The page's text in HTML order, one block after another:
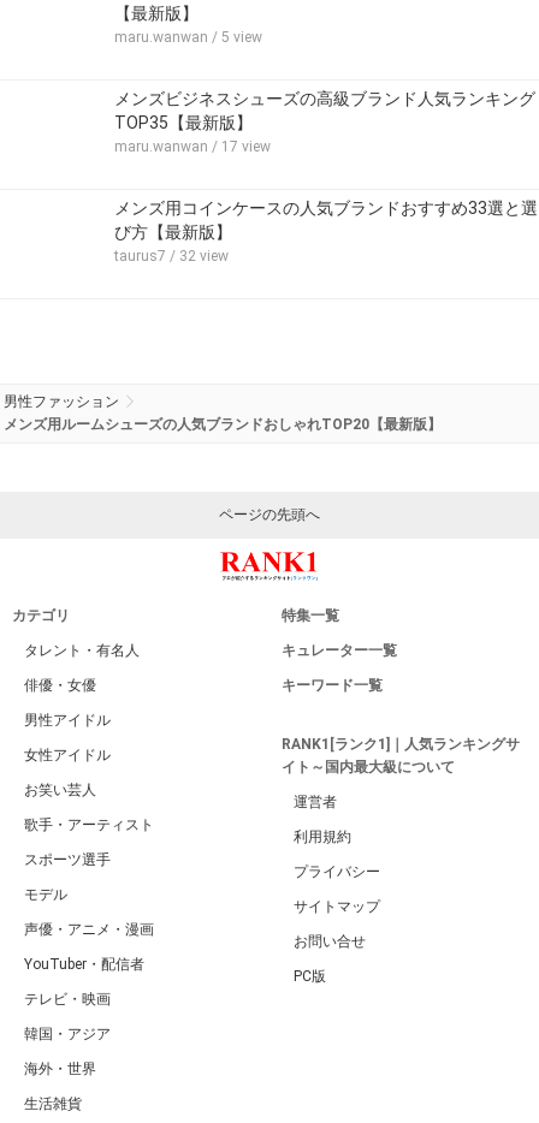
【最新版】
maru.wanwan / 5 view
メンズビジネスシューズの高級ブランド人気ランキング
TOP35【最新版】
maru.wanwan / 17 view
メンズ用コインケースの人気ブランドおすすめ33選と選
び方【最新版】
taurus7 / 32 view
男性ファッション
メンズ用ルームシューズの人気ブランドおしゃれTOP20【最新版】
ページの先頭へ
カテゴリ
タレント・有名人
俳優・女優
男性アイドル
女性アイドル
お笑い芸人
歌手・アーティスト
スポーツ選手
モデル
声優・アニメ・漫画
YouTuber・配信者
テレビ・映画
韓国・アジア
海外・世界
生活雑貨
特集一覧
キュレーター一覧
キーワード一覧
RANK1[ランク1]｜人気ランキングサ
イト～国内最大級について
運営者
利用規約
プライバシー
サイトマップ
お問い合せ
PC版